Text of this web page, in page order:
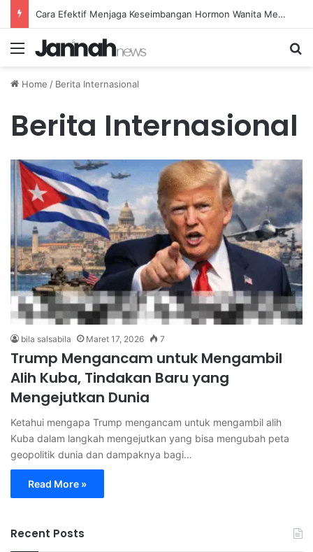
Cara Efektif Menjaga Keseimbangan Hormon Wanita Menjelang Menopause
Menu
Home / Berita Internasional
Berita Internasional
bila salsabila Maret 17, 2026 7
Trump Mengancam untuk Mengambil
Alih Kuba, Tindakan Baru yang
Mengejutkan Dunia
Ketahui mengapa Trump mengancam untuk mengambil alih
Kuba dalam langkah mengejutkan yang bisa mengubah peta
geopolitik dunia dan dampaknya bagi…
Read More »
Recent Posts